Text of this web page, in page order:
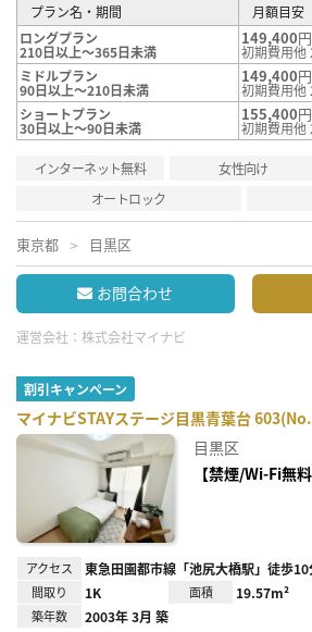
プラン名・期間
月額目安
ロングプラン
210日以上～365日未満
149,400
初期費用他
ミドルプラン
90日以上～210日未満
149,400
初期費用他
ショートプラン
30日以上～90日未満
155,400
初期費用他
インターネット無料 女性向け
オートロック
東京都 目黒区
お問合わせ
運営会社： 株式会社マイナビ
割引キャンペーン
マイナビSTAYステージ目黒青葉台
目黒区
【禁煙/Wi-Fi無料
アクセス 東急田園都市線「池尻大橋駅」徒歩10
間取り 1K 面積 19.57m²
築年数 2003年 3月 築